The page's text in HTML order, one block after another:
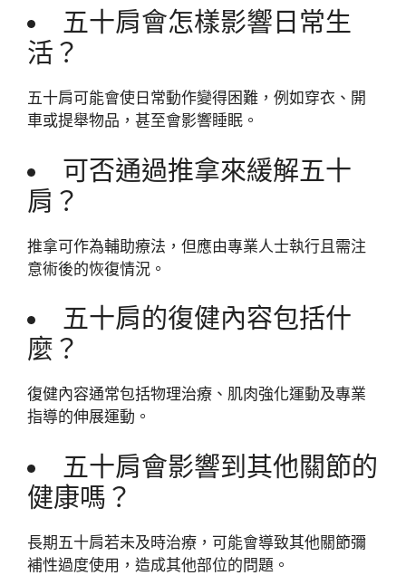
五十肩會怎樣影響日常生
活？
五十肩可能會使日常動作變得困難，例如穿衣、開
車或提舉物品，甚至會影響睡眠。
可否通過推拿來緩解五十
肩？
推拿可作為輔助療法，但應由專業人士執行且需注
意術後的恢復情況。
五十肩的復健內容包括什
麼？
復健內容通常包括物理治療、肌肉強化運動及專業
指導的伸展運動。
五十肩會影響到其他關節的
健康嗎？
長期五十肩若未及時治療，可能會導致其他關節彌
補性過度使用，造成其他部位的問題。